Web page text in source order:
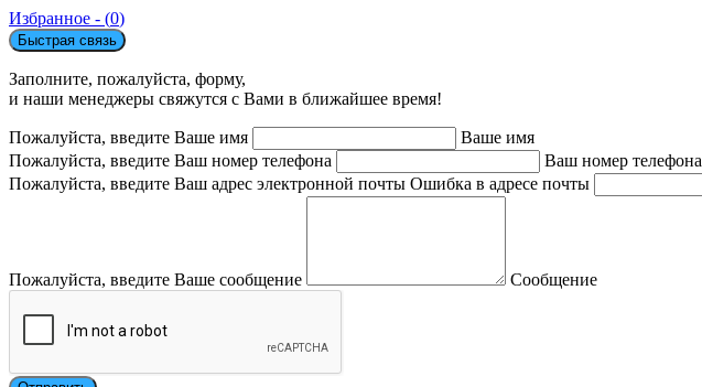
Избранное - (0)
Быстрая связь
Заполните, пожалуйста, форму,
и наши менеджеры свяжутся с Вами в ближайшее время!
Пожалуйста, введите Ваше имя
Ваше имя
Пожалуйста, введите Ваш номер телефона
Ваш номер телефона
Пожалуйста, введите Ваш адрес электронной почты Ошибка в адресе почты
Пожалуйста, введите Ваше сообщение Сообщение